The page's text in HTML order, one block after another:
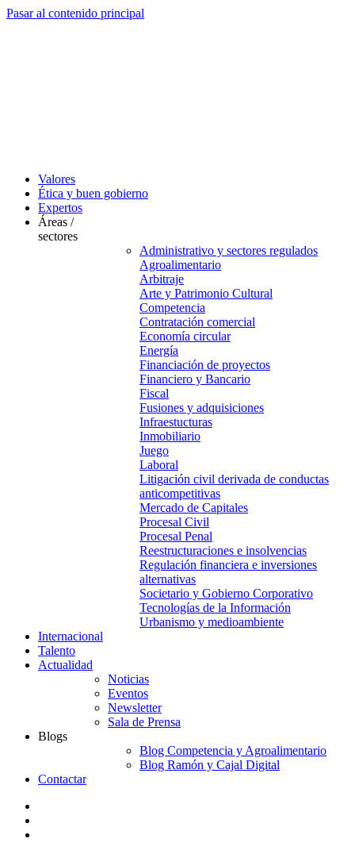
Pasar al contenido principal
Valores
Ética y buen gobierno
Expertos
Áreas /
sectores
Administrativo y sectores regulados
Agroalimentario
Arbitraje
Arte y Patrimonio Cultural
Competencia
Contratación comercial
Economía circular
Energía
Financiación de proyectos
Financiero y Bancario
Fiscal
Fusiones y adquisiciones
Infraestucturas
Inmobiliario
Juego
Laboral
Litigación civil derivada de conductas
anticompetitivas
Mercado de Capitales
Procesal Civil
Procesal Penal
Reestructuraciones e insolvencias
Regulación financiera e inversiones
alternativas
Societario y Gobierno Corporativo
Tecnologías de la Información
Urbanismo y medioambiente
Internacional
Talento
Actualidad
Noticias
Eventos
Newsletter
Sala de Prensa
Blogs
Blog Competencia y Agroalimentario
Blog Ramón y Cajal Digital
Contactar